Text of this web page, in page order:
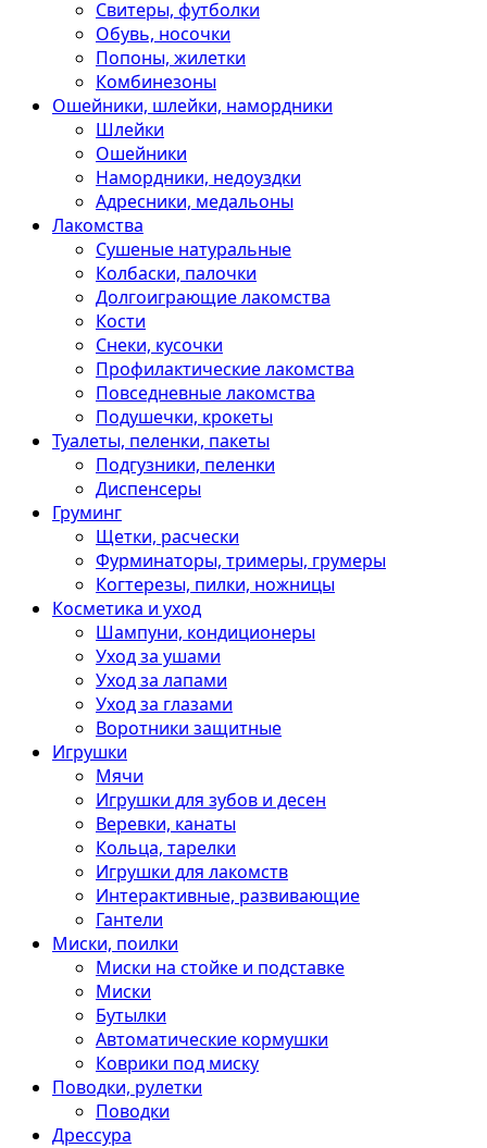
Свитеры, футболки
Обувь, носочки
Попоны, жилетки
Комбинезоны
Ошейники, шлейки, намордники
Шлейки
Ошейники
Намордники, недоуздки
Адресники, медальоны
Лакомства
Сушеные натуральные
Колбаски, палочки
Долгоиграющие лакомства
Кости
Снеки, кусочки
Профилактические лакомства
Повседневные лакомства
Подушечки, крокеты
Туалеты, пеленки, пакеты
Подгузники, пеленки
Диспенсеры
Груминг
Щетки, расчески
Фурминаторы, тримеры, грумеры
Когтерезы, пилки, ножницы
Косметика и уход
Шампуни, кондиционеры
Уход за ушами
Уход за лапами
Уход за глазами
Воротники защитные
Игрушки
Мячи
Игрушки для зубов и десен
Веревки, канаты
Кольца, тарелки
Игрушки для лакомств
Интерактивные, развивающие
Гантели
Миски, поилки
Миски на стойке и подставке
Миски
Бутылки
Автоматические кормушки
Коврики под миску
Поводки, рулетки
Поводки
Дрессура